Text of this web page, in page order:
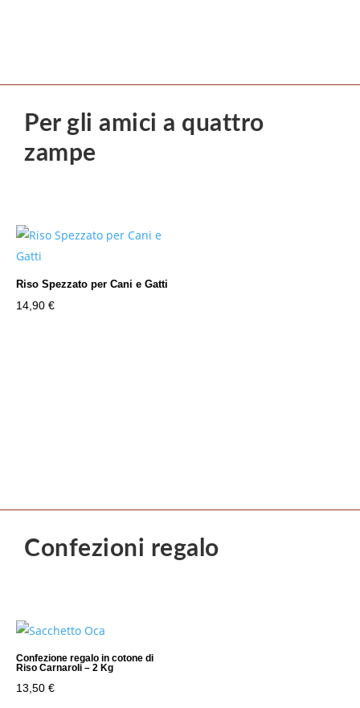
Per gli amici a quattro
zampe
Riso Spezzato per Cani e Gatti
14,90 €
Confezioni regalo
Confezione regalo in cotone di
Riso Carnaroli – 2 Kg
13,50 €